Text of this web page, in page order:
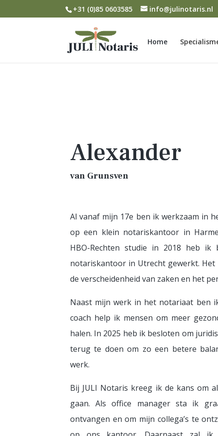
+31 (0)85 0603585 info@julinotaris.nl
Home
Alexander
van Grunsven
Al vanaf mijn 17e ben ik werkzaam in
op een klein notariskantoor in
HBO-Rechten studie in 2018 heb
notariskantoor in Utrecht gewerkt.
de verscheidenheid van zaken en het
Naast mijn werk in het notariaat ben
coach help ik mensen om meer
halen. In 2025 heb ik besloten om
terug te doen om zo een betere
werk.
Bij JULI Notaris kreeg ik de kans om
gaan. Als office manager sta ik
ontvangen en om mijn collega’s te